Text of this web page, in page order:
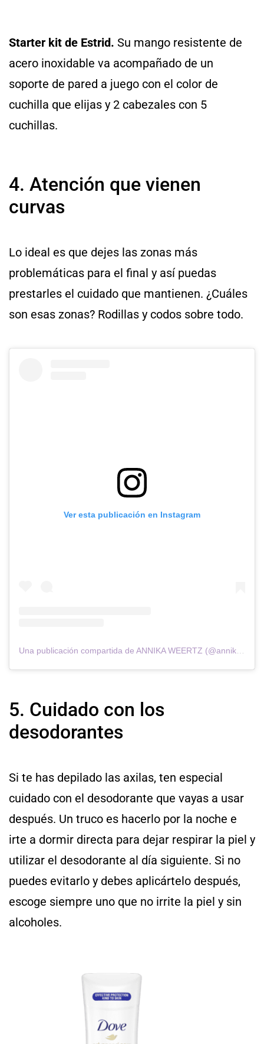
Starter kit de Estrid. Su mango resistente de
acero inoxidable va acompañado de un
soporte de pared a juego con el color de
cuchilla que elijas y 2 cabezales con 5
cuchillas.
4. Atención que vienen
curvas
Lo ideal es que dejes las zonas más
problemáticas para el final y así puedas
prestarles el cuidado que mantienen. ¿Cuáles
son esas zonas? Rodillas y codos sobre todo.
Ver esta publicación en Instagram
Una publicación compartida de ANNIKA WEERTZ (@annikaweertz)
5. Cuidado con los
desodorantes
Si te has depilado las axilas, ten especial
cuidado con el desodorante que vayas a usar
después. Un truco es hacerlo por la noche e
irte a dormir directa para dejar respirar la piel y
utilizar el desodorante al día siguiente. Si no
puedes evitarlo y debes aplicártelo después,
escoge siempre uno que no irrite la piel y sin
alcoholes.